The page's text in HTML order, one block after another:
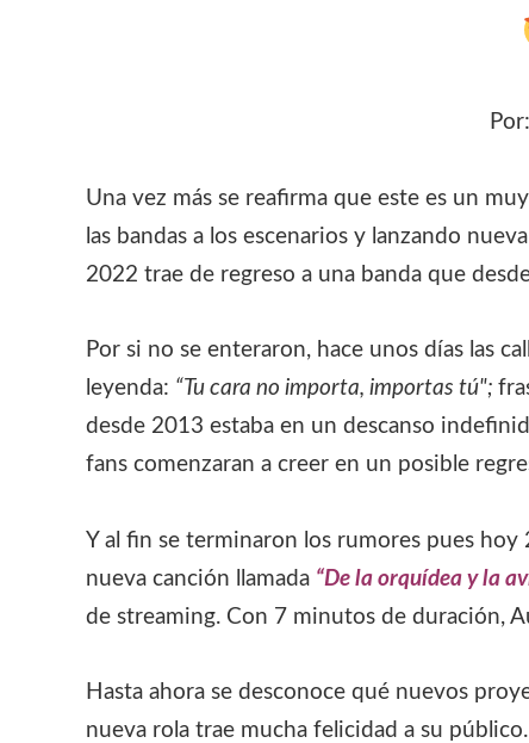
Por:
Una vez más se reafirma que este es un
las bandas a los escenarios y lanzando
2022 trae de regreso a una banda que
Por si no se enteraron, hace unos días las
leyenda: “Tu cara no importa, importas tú";
desde 2013 estaba en un descanso
fans comenzaran a creer en un posible
Y al fin se terminaron los rumores pues
nueva canción llamada “De la orquídea y la
de streaming. Con 7 minutos de duración,
Hasta ahora se desconoce qué nuevos
nueva rola trae mucha felicidad a su público.